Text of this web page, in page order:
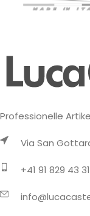
RELEASE-
Professionelle
Via San
+41 91 829 43 31